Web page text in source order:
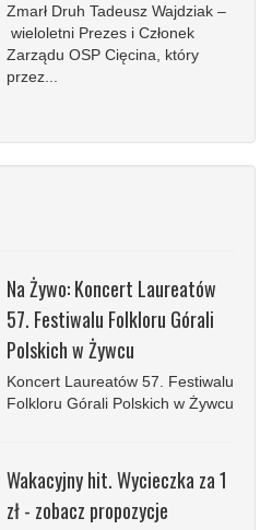
Zmarł Druh Tadeusz Wajdziak –
wieloletni Prezes i Członek
Zarządu OSP Cięcina, który
przez...
Na Żywo: Koncert Laureatów
57. Festiwalu Folkloru Górali
Polskich w Żywcu
Koncert Laureatów 57. Festiwalu
Folkloru Górali Polskich w Żywcu
Wakacyjny hit. Wycieczka za 1
zł - zobacz propozycje